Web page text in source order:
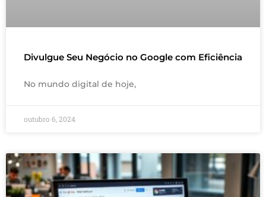
Divulgue Seu Negócio no Google com Eficiência
No mundo digital de hoje,
outubro 6, 2024